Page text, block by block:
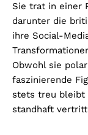
Sie trat in einer
darunter die
ihre Social-
Obwohl sie
faszinierende
stets treu bleibt
standhaft